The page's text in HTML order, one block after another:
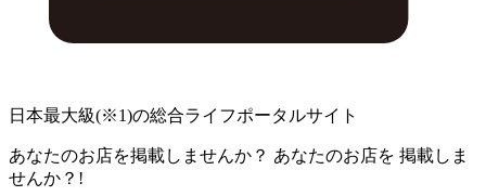
日本最大級(※1)の総合ライフポータルサイト
あなたのお店を掲載しませんか？ あなたのお店を 掲載しま
せんか？!